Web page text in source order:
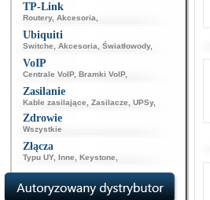
TP-Link
Routery, Akcesoria
Ubiquiti
Switche Akcesoria Światłowody,
VoIP
Centrale VoIP, Bramki VoIP,
Zasilanie
Kable zasilające Zasilacze UPSy,
Zdrowie
Wszystkie
Złącza
Typu UY, Inne Keystone